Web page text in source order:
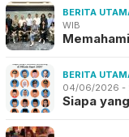
BERITA
WIB
BERITA
04/06/2026 -
Siapa